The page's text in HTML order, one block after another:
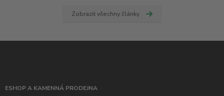
Zobrazit všechny články
ESHOP A KAMENNÁ PRODEJNA